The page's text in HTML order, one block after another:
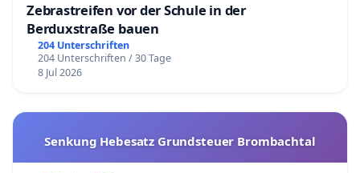
Zebrastreifen vor der Schule in der
Berduxstraße bauen
204 Unterschriften
204 Unterschriften / 30 Tage
8 Jul 2026
Senkung Hebesatz Grundsteuer Brombachtal